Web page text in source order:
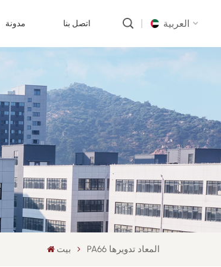
مدونة اتصل بنا العربية
русский
português
العربية
中文
بيت PA66 المعاد تدويرها